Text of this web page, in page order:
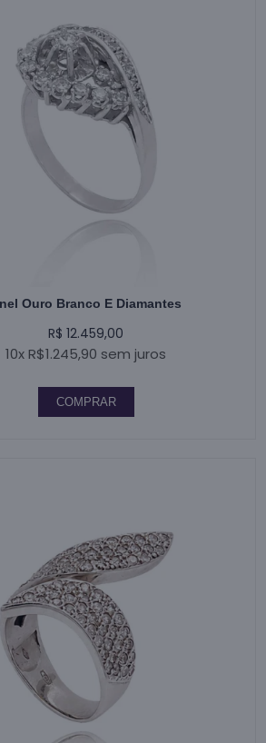
Ouro Branco E Diamantes
R$ 12.459,00
10x R$1.245,90 sem juros
COMPRAR